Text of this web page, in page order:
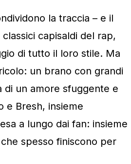
la traccia – e il
capisaldi del rap,
di tutto il loro stile. Ma
un brano con grandi
di un amore sfuggente e
e Bresh, insieme
a lungo dai fan: insieme
spesso finiscono per